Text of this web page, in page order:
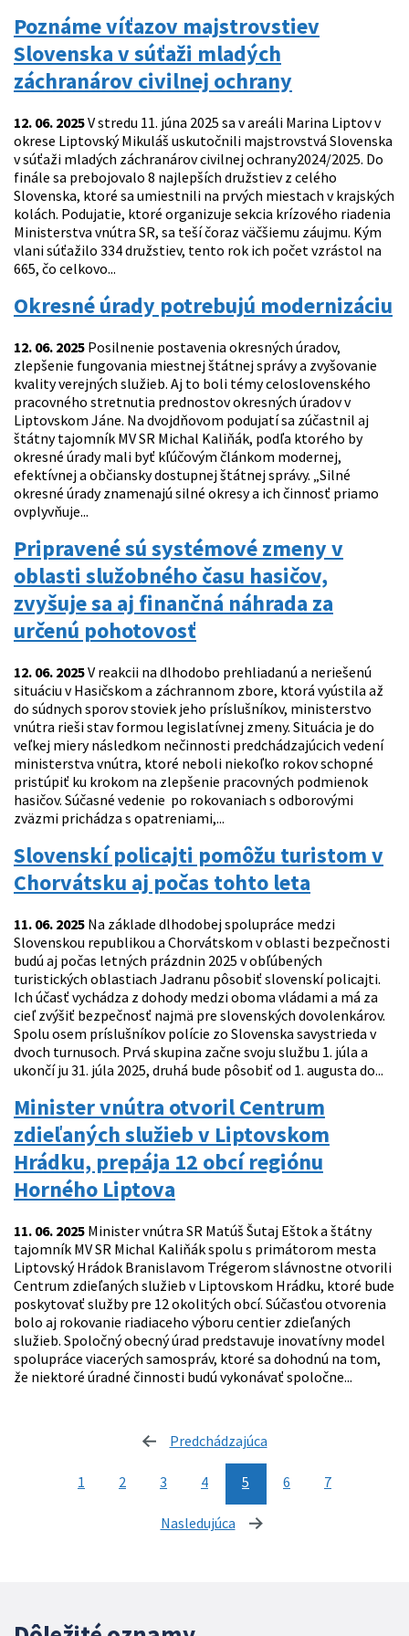
Poznáme víťazov majstrovstiev
Slovenska v súťaži mladých
záchranárov civilnej ochrany
12. 06. 2025V stredu 11. júna 2025 sa v areáli Marina Liptov v
okrese Liptovský Mikuláš uskutočnili majstrovstvá Slovenska
v súťaži mladých záchranárov civilnej ochrany2024/2025. Do
finále sa prebojovalo 8 najlepších družstiev z celého
Slovenska, ktoré sa umiestnili na prvých miestach v krajských
kolách. Podujatie, ktoré organizuje sekcia krízového riadenia
Ministerstva vnútra SR, sa teší čoraz väčšiemu záujmu. Kým
vlani súťažilo 334 družstiev, tento rok ich počet vzrástol na
665, čo celkovo...
Okresné úrady potrebujú modernizáciu
12. 06. 2025 Posilnenie postavenia okresných úradov,
zlepšenie fungovania miestnej štátnej správy a zvyšovanie
kvality verejných služieb. Aj to boli témy celoslovenského
pracovného stretnutia prednostov okresných úradov v
Liptovskom Jáne. Na dvojdňovom podujatí sa zúčastnil aj
štátny tajomník MV SR Michal Kaliňák, podľa ktorého by
okresné úrady mali byť kľúčovým článkom modernej,
efektívnej a občiansky dostupnej štátnej správy. „Silné
okresné úrady znamenajú silné okresy a ich činnosť priamo
ovplyvňuje...
Pripravené sú systémové zmeny v
oblasti služobného času hasičov,
zvyšuje sa aj finančná náhrada za
určenú pohotovosť
12. 06. 2025V reakcii na dlhodobo prehliadanú a neriešenú
situáciu v Hasičskom a záchrannom zbore, ktorá vyústila až
do súdnych sporov stoviek jeho príslušníkov, ministerstvo
vnútra rieši stav formou legislatívnej zmeny. Situácia je do
veľkej miery následkom nečinnosti predchádzajúcich vedení
ministerstva vnútra, ktoré neboli niekoľko rokov schopné
pristúpiť ku krokom na zlepšenie pracovných podmienok
hasičov. Súčasné vedenie po rokovaniach s odborovými
zväzmi prichádza s opatreniami,...
Slovenskí policajti pomôžu turistom v
Chorvátsku aj počas tohto leta
11. 06. 2025 Na základe dlhodobej spolupráce medzi
Slovenskou republikou a Chorvátskom v oblasti bezpečnosti
budú aj počas letných prázdnin 2025 v obľúbených
turistických oblastiach Jadranu pôsobiť slovenskí policajti.
Ich účasť vychádza z dohody medzi oboma vládami a má za
cieľ zvýšiť bezpečnosť najmä pre slovenských dovolenkárov.
Spolu osem príslušníkov polície zo Slovenska savystrieda v
dvoch turnusoch. Prvá skupina začne svoju službu 1. júla a
ukončí ju 31. júla 2025, druhá bude pôsobiť od 1. augusta do...
Minister vnútra otvoril Centrum
zdieľaných služieb v Liptovskom
Hrádku, prepája 12 obcí regiónu
Horného Liptova
11. 06. 2025 Minister vnútra SR Matúš Šutaj Eštok a štátny
tajomník MV SR Michal Kaliňák spolu s primátorom mesta
Liptovský Hrádok Branislavom Trégerom slávnostne otvorili
Centrum zdieľaných služieb v Liptovskom Hrádku, ktoré bude
poskytovať služby pre 12 okolitých obcí. Súčasťou otvorenia
bolo aj rokovanie riadiaceho výboru centier zdieľaných
služieb. Spoločný obecný úrad predstavuje inovatívny model
spolupráce viacerých samospráv, ktoré sa dohodnú na tom,
že niektoré úradné činnosti budú vykonávať spoločne...
Predchádzajúca
1 2 3 4 5 6 7
Nasledujúca stránka